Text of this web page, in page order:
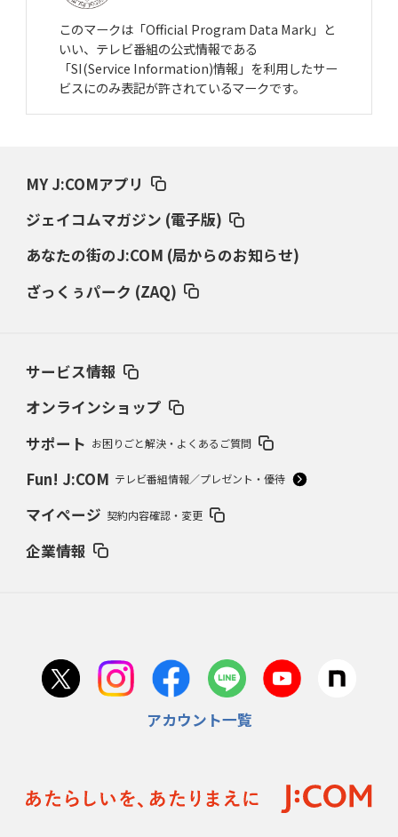
このマークは「Official Program Data Mark」と
いい、テレビ番組の公式情報である
「SI(Service Information)情報」を利用したサー
ビスにのみ表記が許されているマークです。
MY J:COMアプリ
ジェイコムマガジン (電子版)
あなたの街のJ:COM (局からのお知らせ)
ざっくぅパーク (ZAQ)
サービス情報
オンラインショップ
サポート お困りごと解決・よくあるご質問
Fun! J:COM テレビ番組情報／プレゼント・優待
マイページ 契約内容確認・変更
企業情報
アカウント一覧